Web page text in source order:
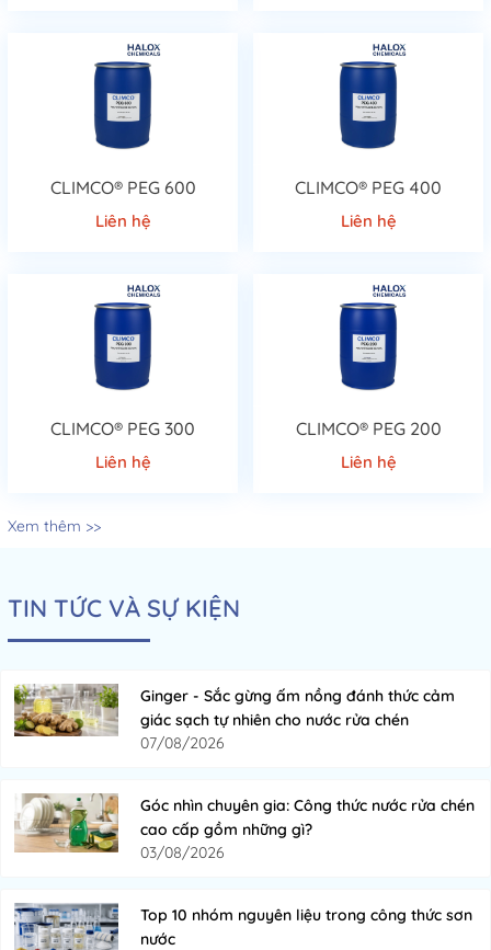
CLIMCO® PEG 600
Liên hệ
CLIMCO® PEG 400
Liên hệ
CLIMCO® PEG 300
Liên hệ
CLIMCO® PEG 200
Liên hệ
Xem thêm >>
TIN TỨC VÀ SỰ KIỆN
Ginger - Sắc gừng ấm nồng đánh thức cảm
giác sạch tự nhiên cho nước rửa chén
07/08/2026
Góc nhìn chuyên gia: Công thức nước rửa chén
cao cấp gồm những gì?
03/08/2026
Top 10 nhóm nguyên liệu trong công thức sơn
nước